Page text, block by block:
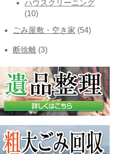
ハウスクリーニング
(10)
ごみ屋敷・空き家 (54)
断捨離 (3)